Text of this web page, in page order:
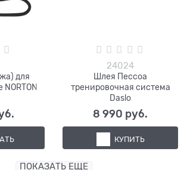
для
24024
Шлея Пессоа
тренировочная система
Daslo
8 990 руб.
КУПИТЬ
ПОКАЗАТЬ ЕЩЕ